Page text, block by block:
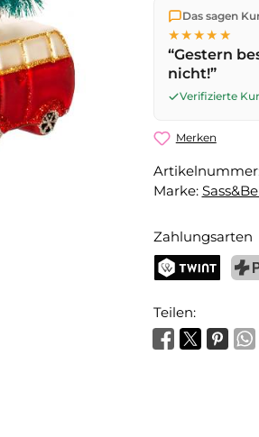
Wir
die Lieferung
noch am
Werktagmit
Das sagen
★★★★★
“Gestern
nicht!”
Verifizierte
Merken
Marke:
Zahlungsarten
Teilen: